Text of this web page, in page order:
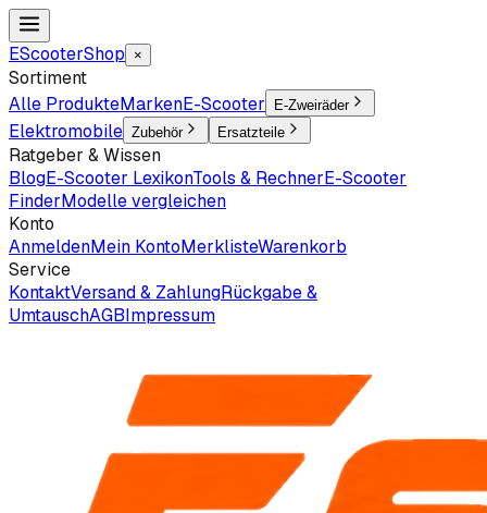
EScooterShop ×
Sortiment
Alle ProdukteMarkenE-Scooter E-Zweiräder
Elektromobile Zubehör Ersatzteile
Ratgeber & Wissen
BlogE-Scooter LexikonTools & RechnerE-Scooter
FinderModelle vergleichen
Konto
AnmeldenMein KontoMerklisteWarenkorb
Service
KontaktVersand & ZahlungRückgabe &
UmtauschAGBImpressum